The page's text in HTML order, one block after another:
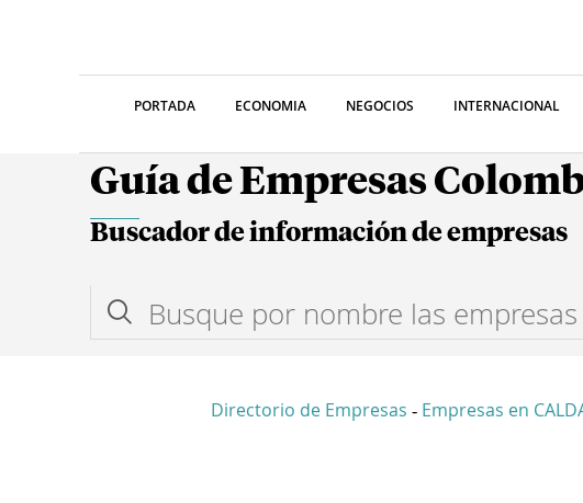
PORTADA ECONOMIA NEGOCIOS INTERNACIONAL
Guía de Empresas
Buscador de información de empresas
Directorio de Empresas - Empresas en